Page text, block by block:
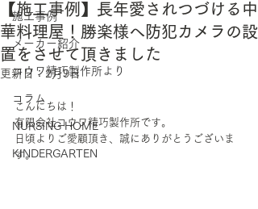
施工事例
メーカー紹介
コウワ精巧製作所より
コラム
NURSING HOME
KINDERGARTEN
【施工事例】長年愛されつづける中
華料理屋！勝楽様へ防犯カメラの設
置をさせて頂きました
更新日： 2月9日
こんにちは！
有限会社コウワ精巧製作所です。
日頃よりご愛顧頂き、誠にありがとうございま
す。